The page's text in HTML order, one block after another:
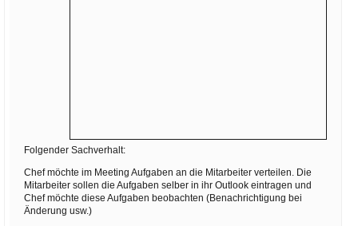
Folgender Sachverhalt:
Chef möchte im Meeting Aufgaben an die Mitarbeiter verteilen. Die
Mitarbeiter sollen die Aufgaben selber in ihr Outlook eintragen und
Chef möchte diese Aufgaben beobachten (Benachrichtigung bei
Änderung usw.)